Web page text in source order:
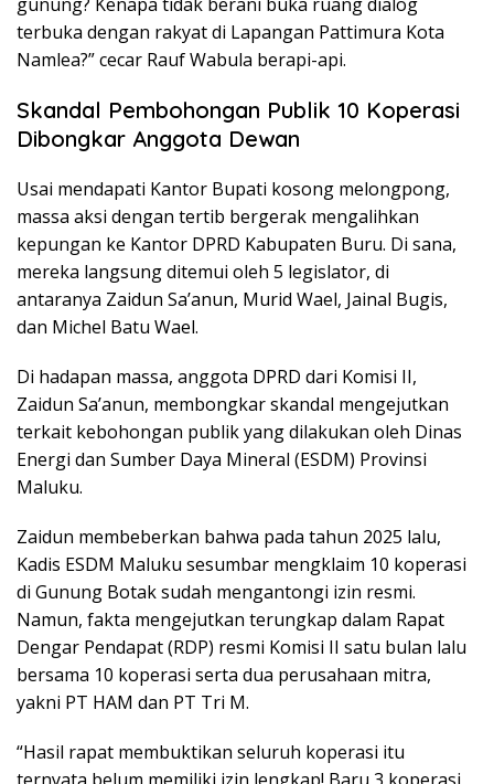
terbuka dengan rakyat di Lapangan Pattimura Kota
Namlea?” cecar Rauf Wabula berapi-api.
Skandal Pembohongan Publik 10 Koperasi
Dibongkar Anggota Dewan
Usai mendapati Kantor Bupati kosong melongpong,
massa aksi dengan tertib bergerak mengalihkan
kepungan ke Kantor DPRD Kabupaten Buru. Di sana,
mereka langsung ditemui oleh 5 legislator, di
antaranya Zaidun Sa’anun, Murid Wael, Jainal Bugis,
dan Michel Batu Wael.
Di hadapan massa, anggota DPRD dari Komisi II,
Zaidun Sa’anun, membongkar skandal mengejutkan
terkait kebohongan publik yang dilakukan oleh Dinas
Energi dan Sumber Daya Mineral (ESDM) Provinsi
Maluku.
Zaidun membeberkan bahwa pada tahun 2025 lalu,
Kadis ESDM Maluku sesumbar mengklaim 10 koperasi
di Gunung Botak sudah mengantongi izin resmi.
Namun, fakta mengejutkan terungkap dalam Rapat
Dengar Pendapat (RDP) resmi Komisi II satu bulan lalu
bersama 10 koperasi serta dua perusahaan mitra,
yakni PT HAM dan PT Tri M.
“Hasil rapat membuktikan seluruh koperasi itu